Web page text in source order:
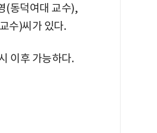
(동덕여대 교수),
수)씨가 있다.
이후 가능하다.